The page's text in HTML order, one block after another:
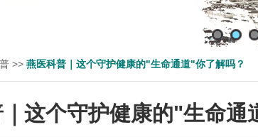
>> 燕医科普｜这个守护健康的"生命通道"你了解吗？
这个守护健康的"生命通